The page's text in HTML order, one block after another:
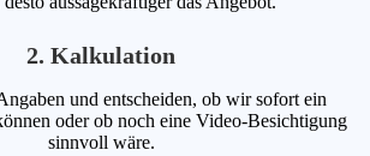
2. Kalkulation
und entscheiden, ob wir sofort ein
oder ob noch eine Video-Besichtigung
sinnvoll wäre.